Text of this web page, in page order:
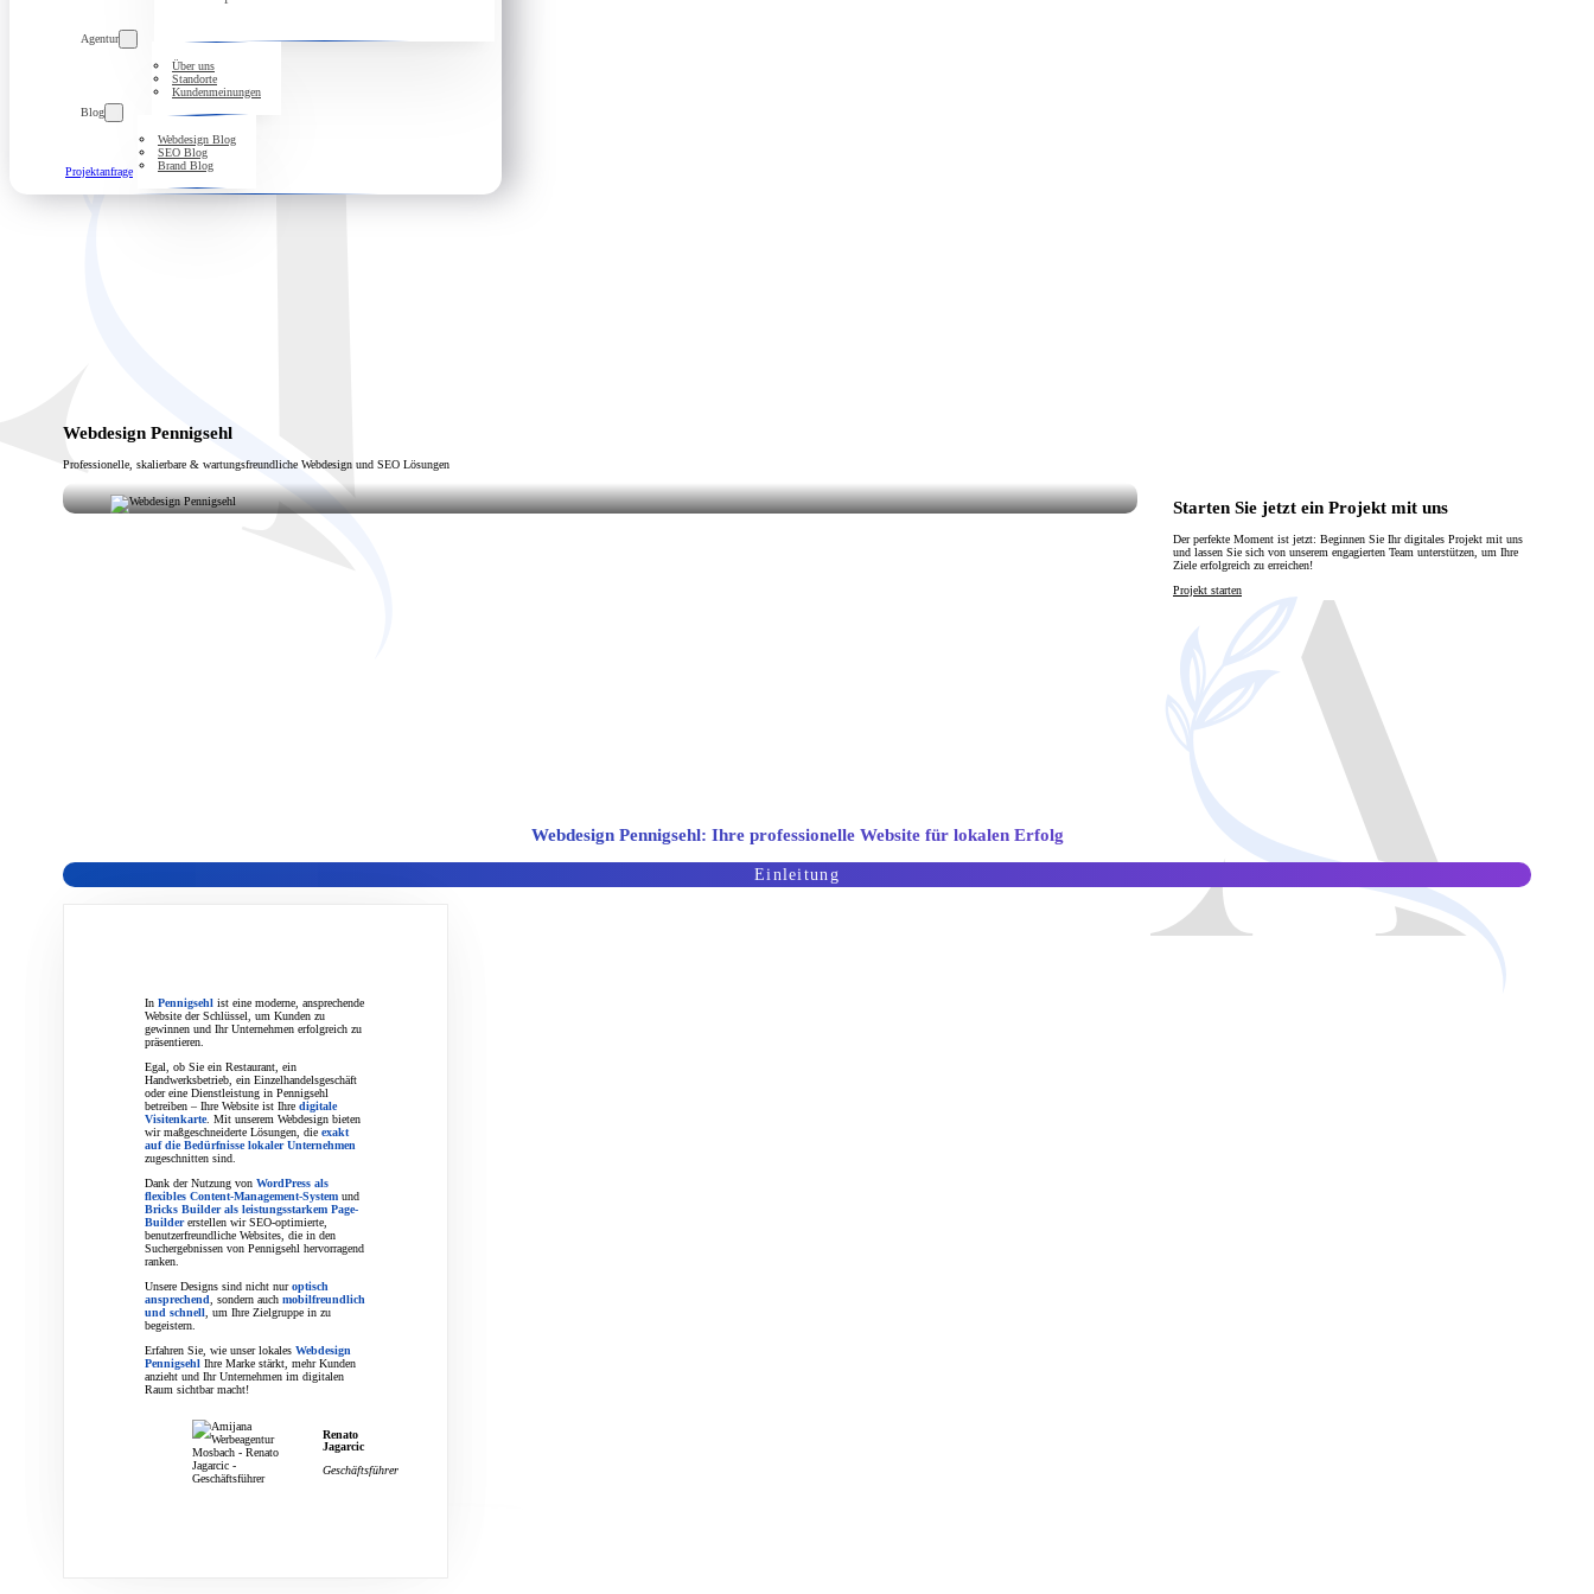
Agentur
Über uns
Standorte
Kundenmeinungen
Blog
Webdesign Blog
SEO Blog
Brand Blog
Projektanfrage
Webdesign Pennigsehl
Professionelle, skalierbare & wartungsfreundliche Webdesign und SEO Lösungen
Starten Sie jetzt ein Projekt mit uns
Der perfekte Moment ist jetzt: Beginnen Sie Ihr digitales Projekt mit uns
und lassen Sie sich von unserem engagierten Team unterstützen, um Ihre
Ziele erfolgreich zu erreichen!
Projekt starten
Webdesign Pennigsehl: Ihre professionelle Website für lokalen Erfolg
Einleitung
In Pennigsehlist eine moderne, ansprechende
Website der Schlüssel, um Kunden zu
gewinnen und Ihr Unternehmen erfolgreich zu
präsentieren.
Egal, ob Sie ein Restaurant, ein
Handwerksbetrieb, ein Einzelhandelsgeschäft
oder eine Dienstleistung in Pennigsehl
betreiben – Ihre Website ist Ihre digitale
Visitenkarte. Mit unserem Webdesign bieten
wir maßgeschneiderte Lösungen, die exakt
auf die Bedürfnisse lokaler Unternehmen
zugeschnitten sind.
Dank der Nutzung von WordPress als
flexibles Content-Management-Systemund
Bricks Builder als leistungsstarkem Page-
Buildererstellen wir SEO-optimierte,
benutzerfreundliche Websites, die in den
Suchergebnissen von Pennigsehl hervorragend
ranken.
Unsere Designs sind nicht nuroptisch
ansprechend , sondern auch mobilfreundlich
und schnell, um Ihre Zielgruppe in zu
begeistern.
Erfahren Sie, wie unser lokales Webdesign
PennigsehlIhre Marke stärkt, mehr Kunden
anzieht und Ihr Unternehmen im digitalen
Raum sichtbar macht!
Renato
Jagarcic
Geschäftsführer